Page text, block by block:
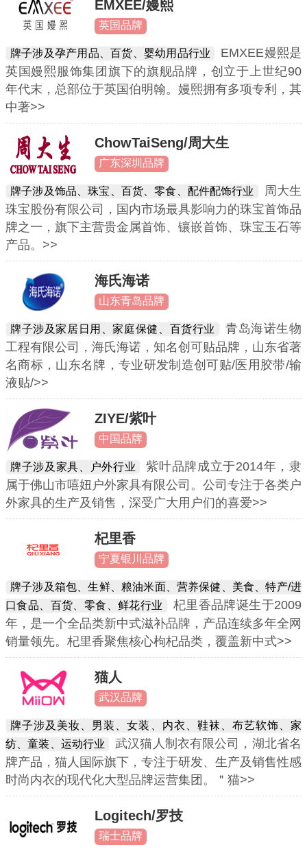
EMXEE/嫚熙
英国品牌
牌子涉及孕产用品、百货、婴幼用品行业
EMXEE嫚熙是
英国嫚熙服饰集团旗下的旗舰品牌，创立于上世纪90
年代末，总部位于英国伯明翰。嫚熙拥有多项专利，其
中著>>
ChowTaiSeng/周大生
广东深圳品牌
牌子涉及饰品、珠宝、百货、零食、配件配饰行业
周大生
珠宝股份有限公司，国内市场最具影响力的珠宝首饰品
牌之一，旗下主营贵金属首饰、镶嵌首饰、珠宝玉石等
产品。>>
海氏海诺
山东青岛品牌
牌子涉及家居日用、家庭保健、百货行业
青岛海诺生物
工程有限公司，海氏海诺，知名创可贴品牌，山东省著
名商标，山东名牌，专业研发制造创可贴/医用胶带/输
液贴/>>
ZIYE/紫叶
中国品牌
牌子涉及家具、户外行业
紫叶品牌成立于2014年，隶
属于佛山市嘻妞户外家具有限公司。公司专注于各类户
外家具的生产及销售，深受广大用户们的喜爱>>
杞里香
宁夏银川品牌
牌子涉及箱包、生鲜、粮油米面、营养保健、美食、特产/进
口食品、百货、零食、鲜花行业
杞里香品牌诞生于2009
年，是一个全品类新中式滋补品牌，产品连续多年全网
销量领先。杞里香聚焦核心枸杞品类，覆盖新中式>>
猫人
武汉品牌
牌子涉及美妆、男装、女装、内衣、鞋袜、布艺软饰、家
纺、童装、运动行业
武汉猫人制衣有限公司，湖北省名
牌产品，猫人国际旗下，专注于研发、生产及销售性感
时尚内衣的现代化大型品牌运营集团。＂猫>>
Logitech/罗技
瑞士品牌